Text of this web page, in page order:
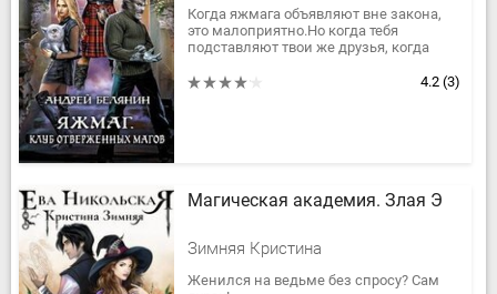
Когда яжмага объявляют вне закона,
это малоприятно.Но когда тебя
подставляют твои же друзья, когда
произвольном порядке, когда никому...
4.2 (3)
Магическая академия. Злая Э
Зимняя Кристина
Женился на ведьме без спросу? Сам